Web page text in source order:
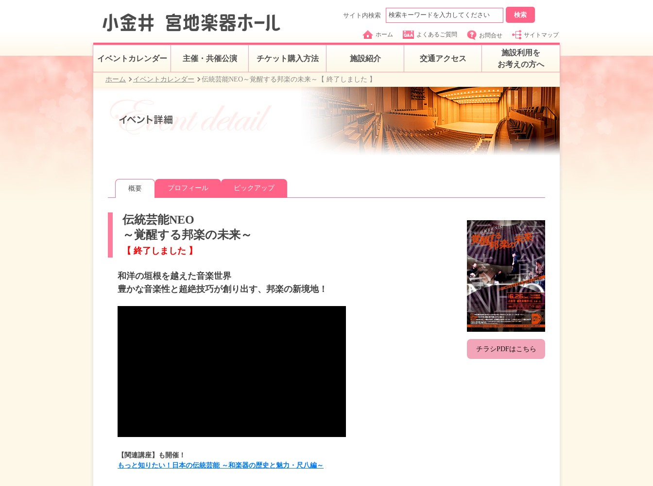
サイト内検索
ホーム よくあるご質問 お問合せ サイトマップ
イベントカレンダー 主催・共催公演 チケット購入方法 施設紹介 交通アクセス
施設利用を
お考えの方へ
ホーム イベントカレンダー 伝統芸能NEO～覚醒する邦楽の未来～【 終了しました 】
概要 プロフィール ピックアップ
伝統芸能NEO
～覚醒する邦楽の未来～
【 終了しました 】
和洋の垣根を越えた音楽世界
豊かな音楽性と超絶技巧が創り出す、邦楽の新境地！
【関連講座】も開催！
もっと知りたい！日本の伝統芸能 ～和楽器の歴史と魅力・尺八編～
チラシPDFはこちら